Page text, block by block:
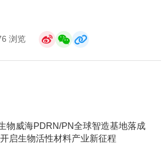
浏览
物威海PDRN/PN全球智造基地落成
启生物活性材料产业新征程